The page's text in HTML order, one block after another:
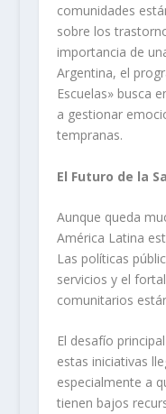
comunidades
sobre los
importancia de
Argentina, el
Escuelas» busca
a gestionar
tempranas.
El Futuro de la
Aunque queda
América Latina
Las políticas
servicios y el
comunitarios
El desafío
estas iniciativas
especialmente a
tienen bajos